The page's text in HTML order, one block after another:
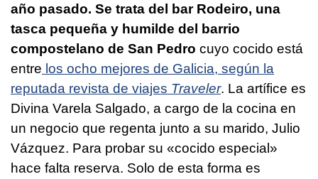
año pasado. Se trata del bar Rodeiro, una
tasca pequeña y humilde del barrio
compostelano de San Pedro cuyo cocido está
entre los ocho mejores de Galicia, según la
reputada revista de viajes Traveler. La artífice es
Divina Varela Salgado, a cargo de la cocina en
un negocio que regenta junto a su marido, Julio
Vázquez. Para probar su «cocido especial»
hace falta reserva. Solo de esta forma es